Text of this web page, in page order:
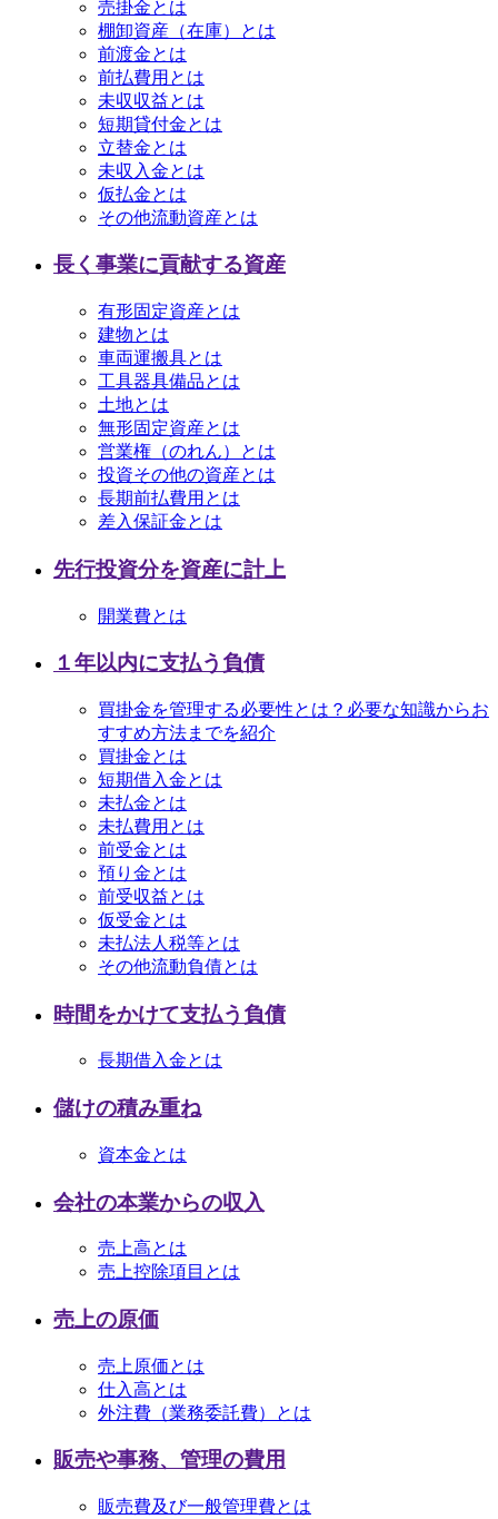
売掛金とは
棚卸資産（在庫）とは
前渡金とは
前払費用とは
未収収益とは
短期貸付金とは
立替金とは
未収入金とは
仮払金とは
その他流動資産とは
長く事業に貢献する資産
有形固定資産とは
建物とは
車両運搬具とは
工具器具備品とは
土地とは
無形固定資産とは
営業権（のれん）とは
投資その他の資産とは
長期前払費用とは
差入保証金とは
先行投資分を資産に計上
開業費とは
１年以内に支払う負債
買掛金を管理する必要性とは？必要な知識からお
すすめ方法までを紹介
買掛金とは
短期借入金とは
未払金とは
未払費用とは
前受金とは
預り金とは
前受収益とは
仮受金とは
未払法人税等とは
その他流動負債とは
時間をかけて支払う負債
長期借入金とは
儲けの積み重ね
資本金とは
会社の本業からの収入
売上高とは
売上控除項目とは
売上の原価
売上原価とは
仕入高とは
外注費（業務委託費）とは
販売や事務、管理の費用
販売費及び一般管理費とは